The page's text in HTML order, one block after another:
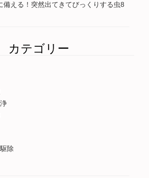
備える！突然出てきてびっくりする虫8
カテゴリー
除